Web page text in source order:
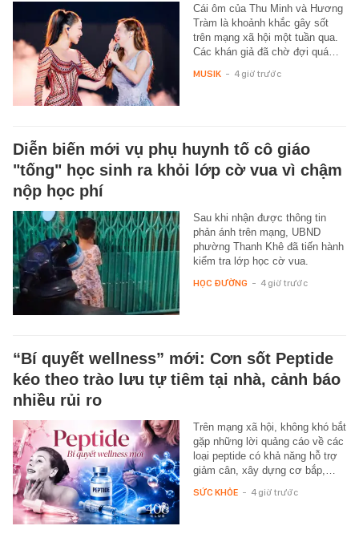
Cái ôm của Thu Minh và Hương
Tràm là khoảnh khắc gây sốt
trên mạng xã hội một tuần qua.
Các khán giả đã chờ đợi quá…
MUSIK - 4 giờ trước
Diễn biến mới vụ phụ huynh tố cô giáo
"tống" học sinh ra khỏi lớp cờ vua vì chậm
nộp học phí
Sau khi nhận được thông tin
phản ánh trên mạng, UBND
phường Thanh Khê đã tiến hành
kiểm tra lớp học cờ vua.
HỌC ĐƯỜNG - 4 giờ trước
“Bí quyết wellness” mới: Cơn sốt Peptide
kéo theo trào lưu tự tiêm tại nhà, cảnh báo
nhiều rủi ro
Trên mạng xã hội, không khó bắt
gặp những lời quảng cáo về các
loại peptide có khả năng hỗ trợ
giảm cân, xây dựng cơ bắp,…
SỨC KHỎE - 4 giờ trước